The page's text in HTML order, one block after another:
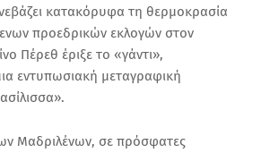
κατακόρυφα τη θερμοκρασία
προεδρικών εκλογών στον
Πέρεθ έριξε το «γάντι»,
εντυπωσιακή μεταγραφική
Μαδριλένων, σε πρόσφατες